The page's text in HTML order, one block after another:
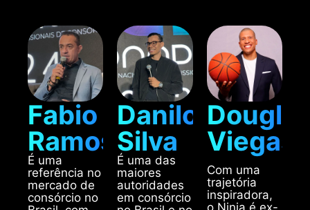
Fabio
Ramos
É uma
referência no
mercado de
consórcio no
Danilo
Silva
É uma das
maiores
autoridades
em consórcio
Viegas
Com uma
trajetória
inspiradora,